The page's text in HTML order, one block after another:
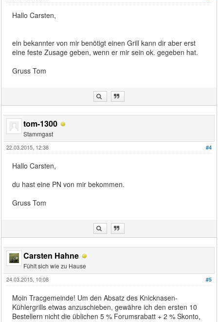
Hallo Carsten,
ein bekannter von mir benötigt einen Grill kann dir aber erst
eine feste Zusage geben, wenn er mir sein ok. gegeben hat.
Gruss Tom
tom-1300
Stammgast
#4
22.03.2015, 12:38
Hallo Carsten,
du hast eine PN von mir bekommen.
Gruss Tom
Carsten Hahne
Fühlt sich wie zu Hause
#5
24.03.2015, 10:08
Moin Tracgemeinde! Um den Absatz des Knicknasen-
Kühlergrills etwas anzuschieben, gewähre ich den ersten 10
Bestellern nicht die üblichen 5 % Forumsrabatt + 2 % Skonto,